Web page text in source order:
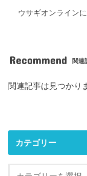
ウサギオンライン
Recommend 関連
関連記事は見つかり
カテゴリー